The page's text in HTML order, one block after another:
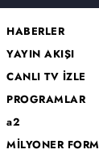
HABERLER
YAYIN AKIŞI
CANLI TV İZLE
PROGRAMLAR
a2
MİLYONER